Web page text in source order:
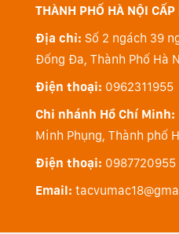
Cùng công nghệ chủ
Pre-Capture: A9 III
dùng có thể đặt cài
THÀNH PHỐ HÀ NỘI
Địa chỉ: Số 2 ngách 39
Đống Đa, Thành Phố Hà
Điện thoại: 0962311955
Chi nhánh Hồ Chí Minh:
Minh Phụng, Thành phố
Điện thoại: 0987720955
Email: